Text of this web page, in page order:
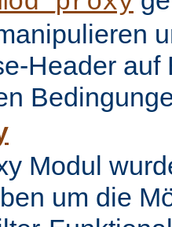
Header auf
Modul
um die